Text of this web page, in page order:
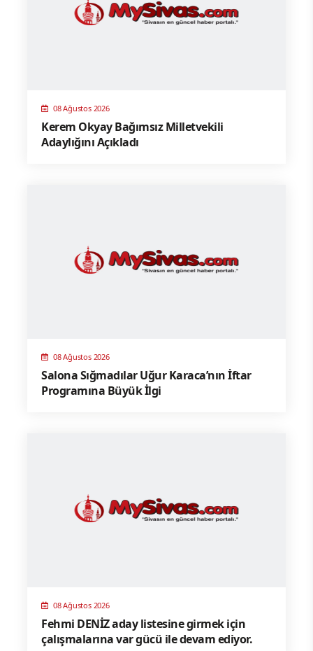
08 Ağustos 2026
Kerem Okyay Bağımsız Milletvekili
Adaylığını Açıkladı
08 Ağustos 2026
Salona Sığmadılar Uğur Karaca’nın İftar
Programına Büyük İlgi
08 Ağustos 2026
Fehmi DENİZ aday listesine girmek için
çalışmalarına var gücü ile devam ediyor.